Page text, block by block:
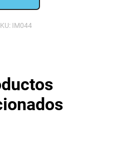
IM044